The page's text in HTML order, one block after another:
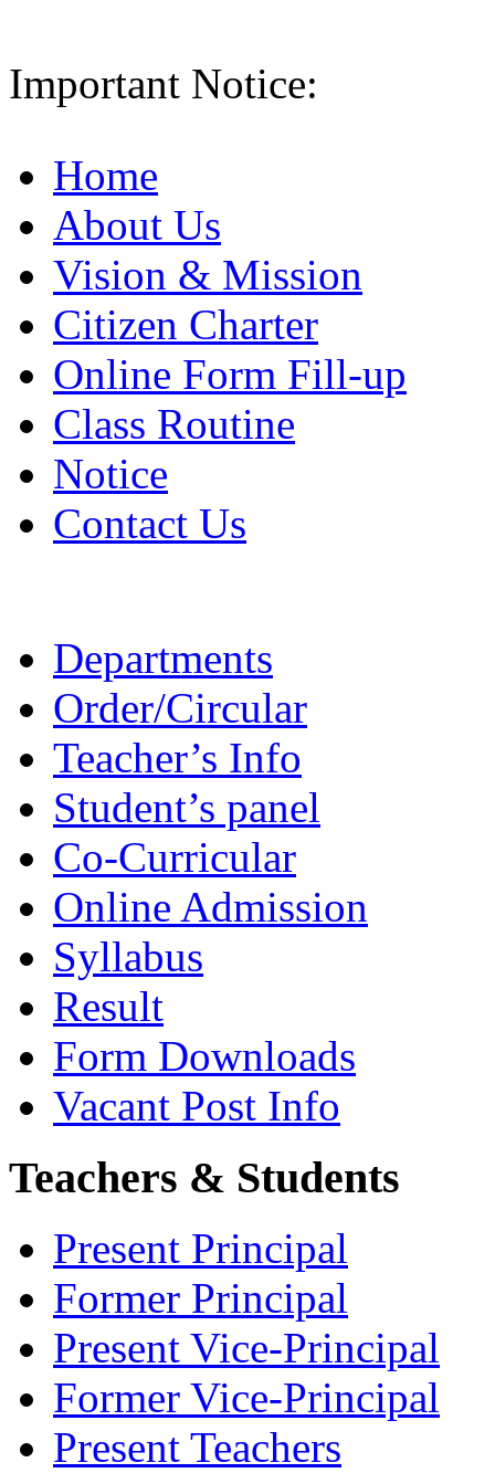
Important Notice:
Home
About Us
Vision & Mission
Citizen Charter
Online Form Fill-up
Class Routine
Notice
Contact Us
Departments
Order/Circular
Teacher’s Info
Student’s panel
Co-Curricular
Online Admission
Syllabus
Result
Form Downloads
Vacant Post Info
Teachers & Students
Present Principal
Former Principal
Present Vice-Principal
Former Vice-Principal
Present Teachers